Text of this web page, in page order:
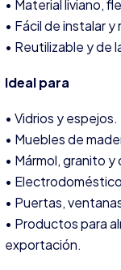
• Material liviano,
• Fácil de instalar y
• Reutilizable y de
Ideal para
• Vidrios y espejos.
• Muebles de
• Mármol, granito y
•
• Puertas,
• Productos para
exportación.